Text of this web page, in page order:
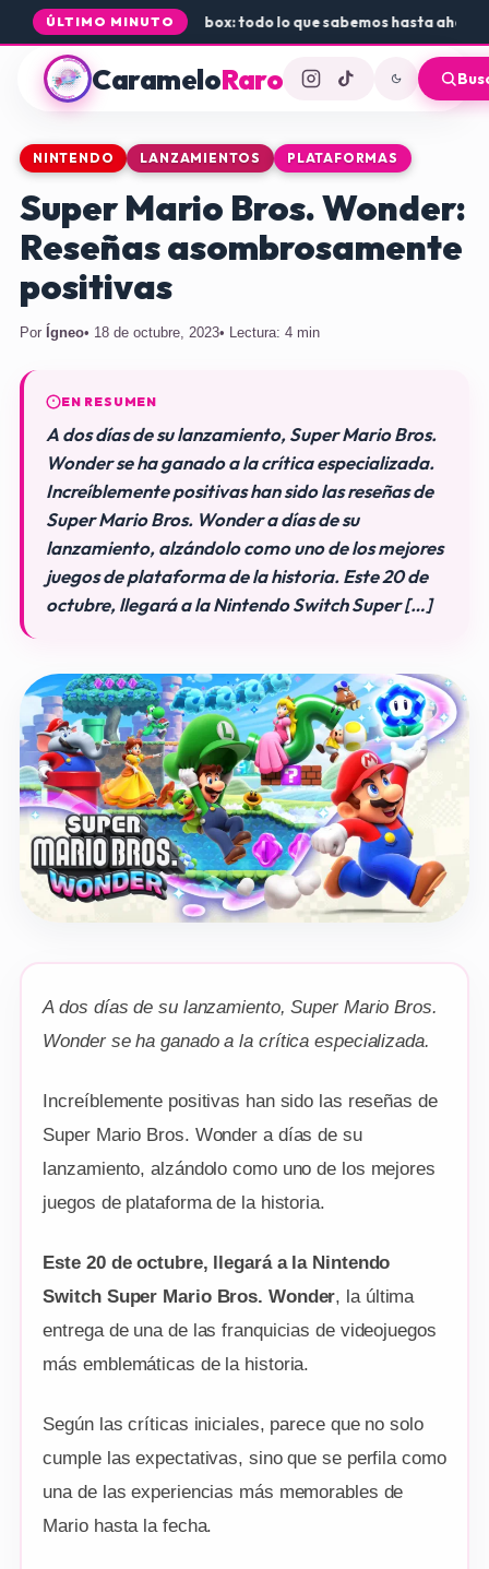
ÚLTIMO MINUTO
Rogue Core a PS5 y Xbox: todo lo que sabemos hasta ahora•
CarameloRaro
NINTENDO LANZAMIENTOS PLATAFORMAS
Super Mario Bros. Wonder:
Reseñas asombrosamente
positivas
Por Ígneo• 18 de octubre, 2023• Lectura: 4 min
EN RESUMEN
A dos días de su lanzamiento, Super Mario Bros.
Wonder se ha ganado a la crítica especializada.
Increíblemente positivas han sido las reseñas de
Super Mario Bros. Wonder a días de su
lanzamiento, alzándolo como uno de los mejores
juegos de plataforma de la historia. Este 20 de
octubre, llegará a la Nintendo Switch Super […]
A dos días de su lanzamiento, Super Mario Bros.
Wonder se ha ganado a la crítica especializada.
Increíblemente positivas han sido las reseñas de
Super Mario Bros. Wonder a días de su
lanzamiento, alzándolo como uno de los mejores
juegos de plataforma de la historia.
Este 20 de octubre, llegará a la Nintendo
Switch Super Mario Bros. Wonder, la última
entrega de una de las franquicias de videojuegos
más emblemáticas de la historia.
Según las críticas iniciales, parece que no solo
cumple las expectativas, sino que se perfila como
una de las experiencias más memorables de
Mario hasta la fecha.